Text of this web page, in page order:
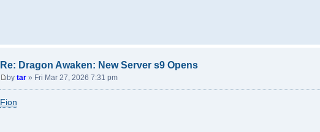
Re: Dragon Awaken: New Server s9 Opens
s
by tar » Fri Mar 27, 2026 7:31 pm
Fion